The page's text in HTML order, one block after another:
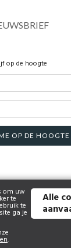
op de hoogte
OP DE HOOGTE
| Powered
om uw
te
te
ga je
.
Alle